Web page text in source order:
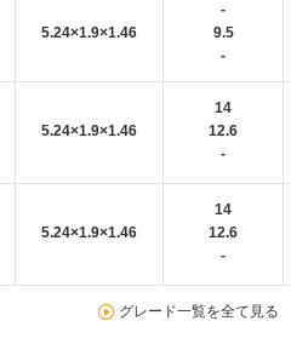
5.24×1.9×1.46
-
9.5
-
5.24×1.9×1.46
14
12.6
-
5.24×1.9×1.46
14
12.6
-
グレード一覧を全て見る